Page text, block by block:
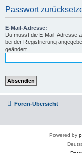
Passwort
E-Mail-Adresse:
Du musst die E-Mail-Adresse
bei der Registrierung
geändert.
Foren-Übersicht
Powered by